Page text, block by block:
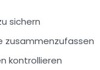
sichern
zusammenzufassen
kontrollieren